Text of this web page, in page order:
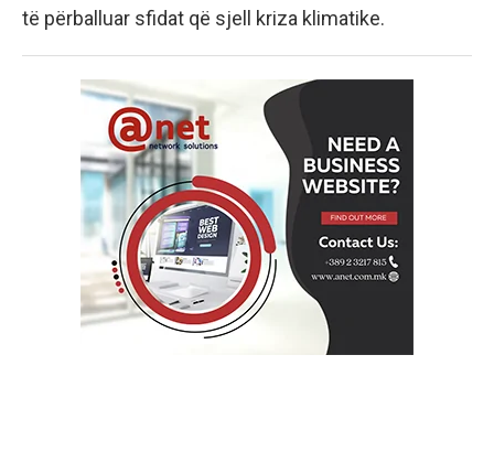
të përballuar sfidat që sjell kriza klimatike.